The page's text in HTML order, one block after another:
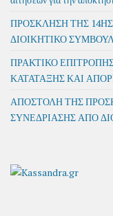
ΠΡΟΣΚΛΗΣΗ ΤΗΣ
ΔΙΟΙΚΗΤΙΚΟ
ΠΡΑΚΤΙΚΟ
ΚΑΤΑΤΑΞΗΣ ΚΑΙ
ΑΠΟΣΤΟΛΗ ΤΗΣ
ΣΥΝΕΔΡΙΑΣΗΣ ΑΠΟ